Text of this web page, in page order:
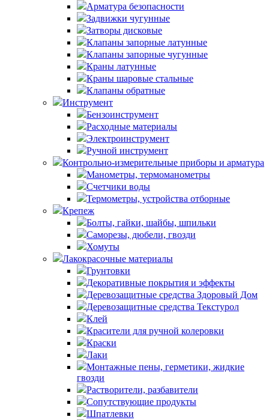
Арматура безопасности
Задвижки чугунные
Затворы дисковые
Клапаны запорные латунные
Клапаны запорные чугунные
Краны латунные
Краны шаровые стальные
Клапаны обратные
Инструмент
Бензоинструмент
Расходные материалы
Электроинструмент
Ручной инструмент
Контрольно-измерительные приборы и арматура
Манометры, термоманометры
Счетчики воды
Термометры, устройства отборные
Крепеж
Болты, гайки, шайбы, шпильки
Саморезы, дюбели, гвозди
Хомуты
Лакокрасочные материалы
Грунтовки
Декоративные покрытия и эффекты
Деревозащитные средства Здоровый Дом
Деревозащитные средства Текстурол
Клей
Красители для ручной колеровки
Краски
Лаки
Монтажные пены, герметики, жидкие
гвозди
Растворители, разбавители
Сопутствующие продукты
Шпатлевки